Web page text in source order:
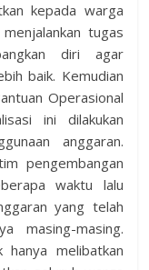
kepada warga
tugas
diri agar
baik. Kemudian
Operasional
ini dilakukan
anggaran.
pengembangan
waktu lalu
yang telah
masing-masing.
hanya melibatkan